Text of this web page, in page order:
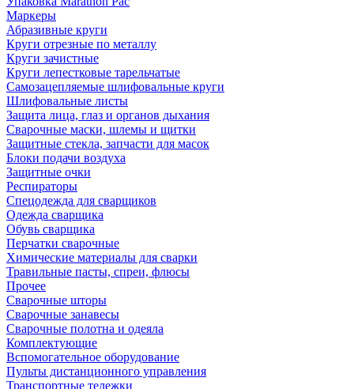
Маркеры
Абразивные круги
Круги отрезные по металлу
Круги зачистные
Круги лепестковые тарельчатые
Самозацепляемые шлифовальные круги
Шлифовальные листы
Защита лица, глаз и органов дыхания
Сварочные маски, шлемы и щитки
Защитные стекла, запчасти для масок
Блоки подачи воздуха
Защитные очки
Респираторы
Спецодежда для сварщиков
Одежда сварщика
Обувь сварщика
Перчатки сварочные
Химические материалы для сварки
Травильные пасты, спреи, флюсы
Прочее
Сварочные шторы
Сварочные занавесы
Сварочные полотна и одеяла
Комплектующие
Вспомогательное оборудование
Пульты дистанционного управления
Транспортные тележки